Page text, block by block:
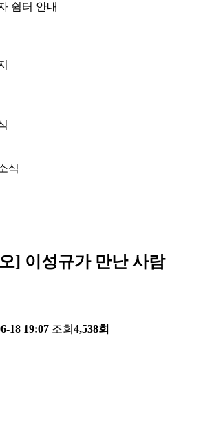
쉼터 안내
식
] 이성규가 만난 사람
18 19:07 조회 4,538회